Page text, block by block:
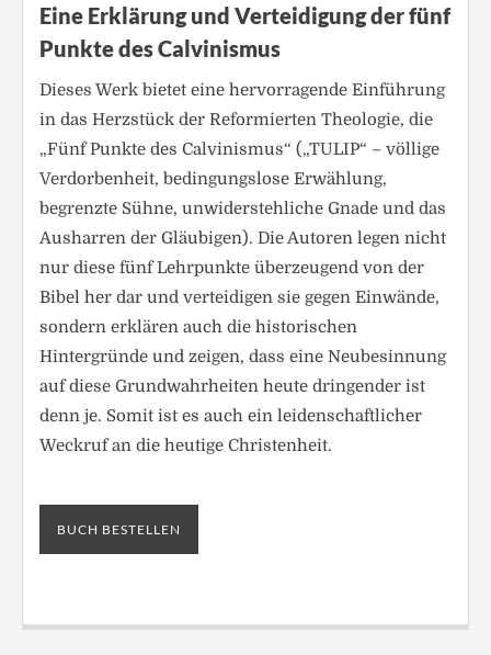
Eine Erklärung und Verteidigung der fünf
Punkte des Calvinismus
Dieses Werk bietet eine hervorragende Einführung
in das Herzstück der Reformierten Theologie, die
„Fünf Punkte des Calvinismus“ („TULIP“ – völlige
Verdorbenheit, bedingungslose Erwählung,
begrenzte Sühne, unwiderstehliche Gnade und das
Ausharren der Gläubigen). Die Autoren legen nicht
nur diese fünf Lehrpunkte überzeugend von der
Bibel her dar und verteidigen sie gegen Einwände,
sondern erklären auch die historischen
Hintergründe und zeigen, dass eine Neubesinnung
auf diese Grundwahrheiten heute dringender ist
denn je. Somit ist es auch ein leidenschaftlicher
Weckruf an die heutige Christenheit.
BUCH BESTELLEN